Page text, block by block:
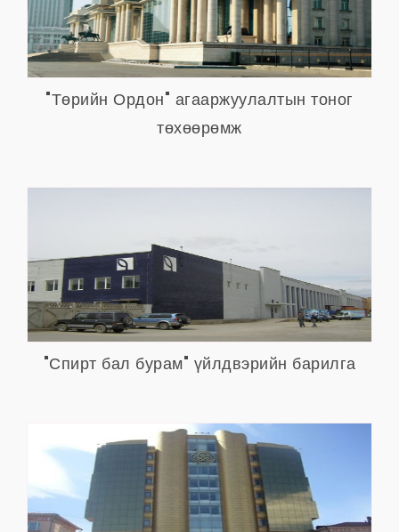
"Төрийн Ордон" агааржуулалтын тоног
төхөөрөмж
"Спирт бал бурам" үйлдвэрийн барилга